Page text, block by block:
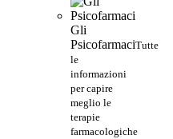
Gli
PsicofarmaciTutte
le
informazioni
per capire
meglio le
terapie
farmacologiche